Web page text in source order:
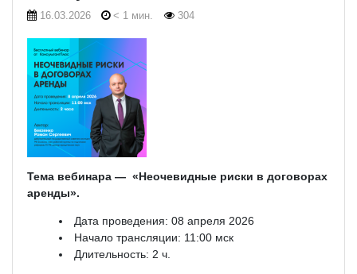
16.03.2026 < 1 мин. 304
Тема вебинара — «Неочевидные риски в договорах
аренды».
Дата проведения: 08 апреля 2026
Начало трансляции: 11:00 мск
Длительность: 2 ч.